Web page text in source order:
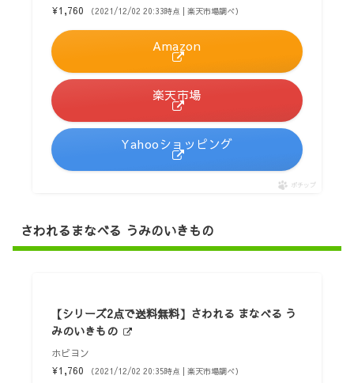
¥1,760
（2021/12/02 20:33時点 | 楽天市場調べ）
Amazon
楽天市場
Yahooショッピング
ポチップ
さわれるまなべる うみのいきもの
【シリーズ2点で送料無料】さわれる まなべる う
みのいきもの
ホビヨン
¥1,760
（2021/12/02 20:35時点 | 楽天市場調べ）